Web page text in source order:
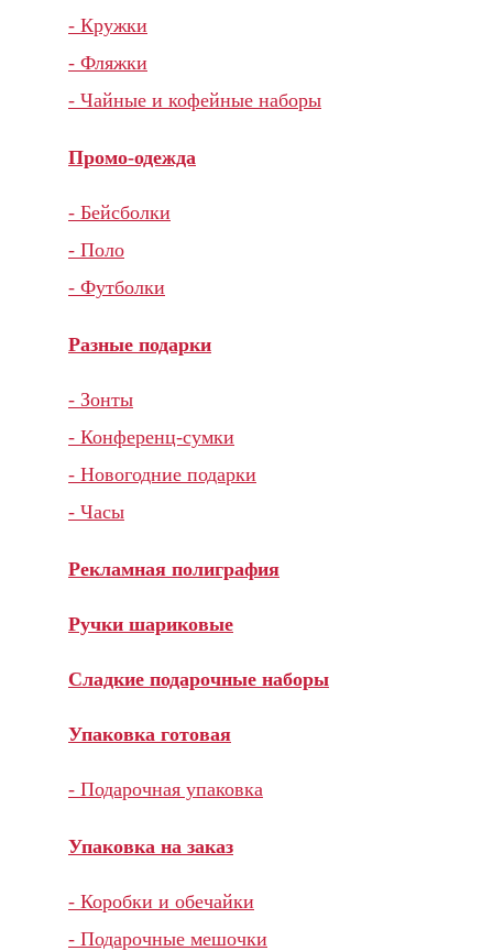
- Кружки
- Фляжки
- Чайные и кофейные наборы
Промо-одежда
- Бейсболки
- Поло
- Футболки
Разные подарки
- Зонты
- Конференц-сумки
- Новогодние подарки
- Часы
Рекламная полиграфия
Ручки шариковые
Сладкие подарочные наборы
Упаковка готовая
- Подарочная упаковка
Упаковка на заказ
- Коробки и обечайки
- Подарочные мешочки